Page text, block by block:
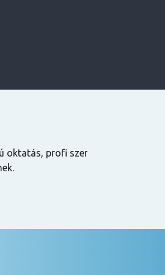
infót előre megkaptam,
tudom! ☺️